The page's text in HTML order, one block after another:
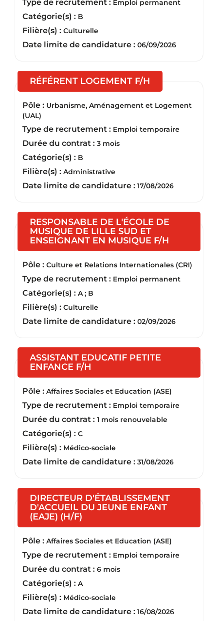
Type de recrutement : Emploi permanent
Catégorie(s) : B
Filière(s) : Culturelle
Date limite de candidature : 06/09/2026
RÉFÉRENT LOGEMENT F/H
Pôle : Urbanisme, Aménagement et Logement
(UAL)
Type de recrutement : Emploi temporaire
Durée du contrat : 3 mois
Catégorie(s) : B
Filière(s) : Administrative
Date limite de candidature : 17/08/2026
RESPONSABLE DE L'ÉCOLE DE
MUSIQUE DE LILLE SUD ET
ENSEIGNANT EN MUSIQUE F/H
Pôle : Culture et Relations Internationales (CRI)
Type de recrutement : Emploi permanent
Catégorie(s) : A ; B
Filière(s) : Culturelle
Date limite de candidature : 02/09/2026
ASSISTANT EDUCATIF PETITE
ENFANCE F/H
Pôle : Affaires Sociales et Education (ASE)
Type de recrutement : Emploi temporaire
Durée du contrat : 1 mois renouvelable
Catégorie(s) : C
Filière(s) : Médico-sociale
Date limite de candidature : 31/08/2026
DIRECTEUR D'ÉTABLISSEMENT
D'ACCUEIL DU JEUNE ENFANT
(EAJE) (H/F)
Pôle : Affaires Sociales et Education (ASE)
Type de recrutement : Emploi temporaire
Durée du contrat : 6 mois
Catégorie(s) : A
Filière(s) : Médico-sociale
Date limite de candidature : 16/08/2026